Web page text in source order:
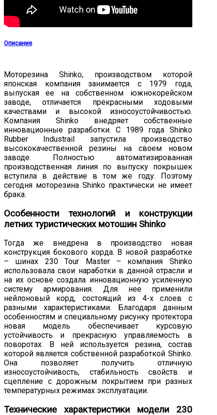
Описание
Моторезина Shinko, производством которой
японская компания занимается с 1979 года,
выпуская ее на собственном южнокорейском
заводе, отличается прекрасными ходовыми
качествами и высокой износоустойчивостью.
Компания Shinko внедряет собственные
инновационные разработки. С 1989 года Shinko
Rubber Industrail запустила производство
высококачественной резины на своем новом
заводе. Полностью автоматизированная
производственная линия по выпуску покрышек
вступила в действие в том же году. Поэтому
сегодня моторезина Shinko практически не имеет
брака.
Особенности технологий и конструкции
летних туристических мотошин Shinko
Тогда же внедрена в производство новая
конструкция бокового корда. В новой разработке
– шинах 230 Tour Master – компания Shinko
использовала свои наработки в данной отрасли и
на их основе создала инновационную усиленную
систему армирования. Для нее применили
нейлоновый корд, состоящий из 4-х слоев с
разными характеристиками. Благодаря данным
особенностям и специальному рисунку протектора
новая модель обеспечивает курсовую
устойчивость и прекрасную управляемость в
поворотах. В ней используется резина, состав
которой является собственной разработкой Shinko.
Она позволяет получить отличную
износоустойчивость, стабильность свойств и
сцепление с дорожным покрытием при разных
температурных режимах эксплуатации.
Технические характеристики модели 230